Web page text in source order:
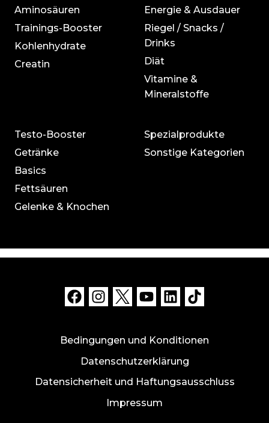
Aminosäuren
Trainings-Booster
Kohlenhydrate
Creatin
Energie & Ausdauer
Riegel / Snacks /
Drinks
Diät
Vitamine &
Mineralstoffe
Testo-Booster
Getränke
Basics
Fettsäuren
Gelenke & Knochen
Spezialprodukte
Sonstige Kategorien
Bedingungen und Konditionen
Datenschutzerklärung
Datensicherheit und Haftungsausschluss
Impressum